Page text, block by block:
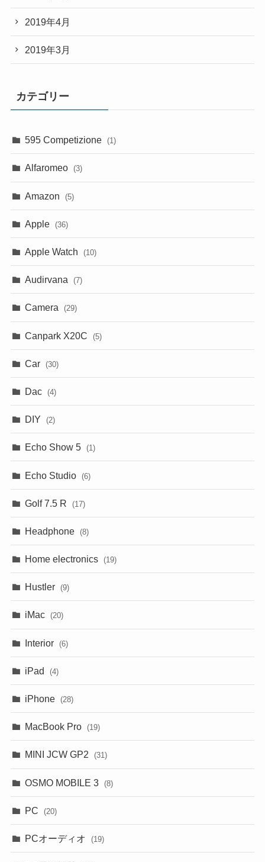
2019年4月
2019年3月
カテゴリー
595 Competizione (1)
Alfaromeo (3)
Amazon (5)
Apple (36)
Apple Watch (10)
Audirvana (7)
Camera (29)
Canpark X20C (5)
Car (30)
Dac (4)
DIY (2)
Echo Show 5 (1)
Echo Studio (6)
Golf 7.5 R (17)
Headphone (8)
Home electronics (19)
Hustler (9)
iMac (20)
Interior (6)
iPad (4)
iPhone (28)
MacBook Pro (19)
MINI JCW GP2 (31)
OSMO MOBILE 3 (8)
PC (20)
PCオーディオ (19)